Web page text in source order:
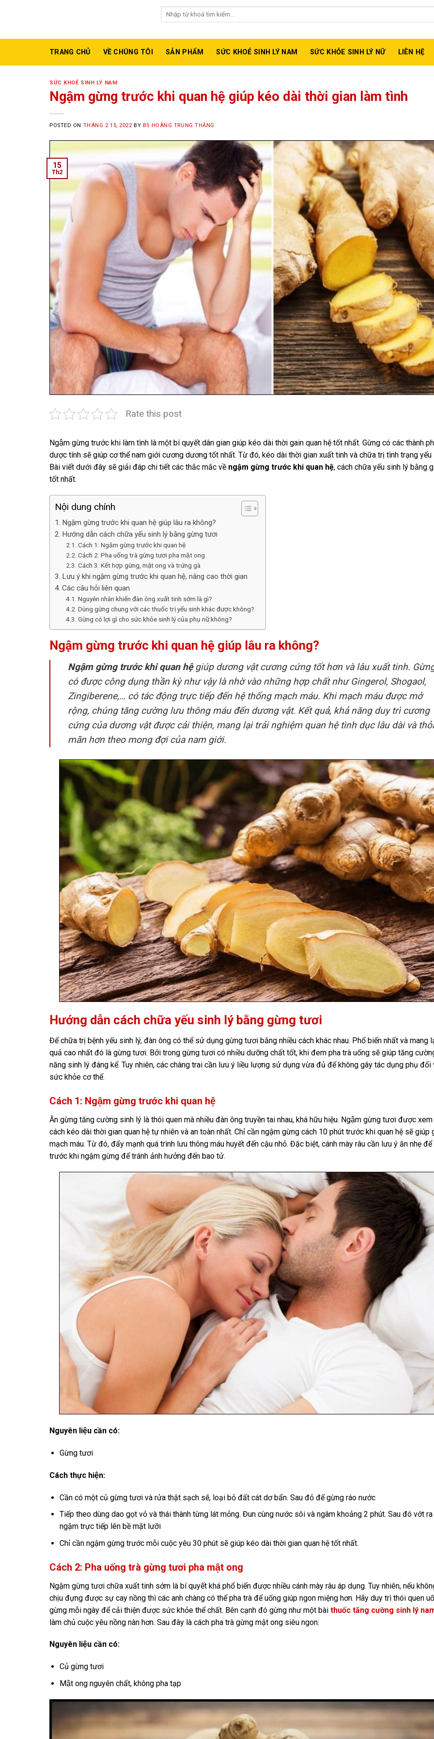
Tìm
kiếm:
TRANG CHỦ VỀ CHÚNG TÔI SẢN PHẨM SỨC KHOẺ SINH LÝ NAM SỨC KHỎE SINH LÝ NỮ LIÊN HỆ
SỨC KHOẺ SINH LÝ NAM
Ngậm gừng trước khi quan hệ giúp kéo dài thời gian làm tình
POSTED ON THÁNG 2 15, 2022 BY BS HOÀNG TRUNG THĂNG
15
Th2
Rate this post
Ngậm gừng trước khi làm tình là một bí quyết dân gian giúp kéo dài thời gain quan hệ tốt nhất. Gừng có các thành
dược tính sẽ giúp cơ thể nam giới cương dương tốt nhất. Từ đó, kéo dài thời gian xuất tinh và chữa trị tình trạng yếu
Bài viết dưới đây sẽ giải đáp chi tiết các thắc mắc về ngậm gừng trước khi quan hệ, cách chữa yếu sinh lý bằng
tốt nhất.
Nội dung chính
Ngậm gừng trước khi quan hệ giúp lâu ra không?
Hướng dẫn cách chữa yếu sinh lý bằng gừng tươi
Cách 1: Ngậm gừng trước khi quan hệ
Cách 2: Pha uống trà gừng tươi pha mật ong
Cách 3: Kết hợp gừng, mật ong và trứng gà
Lưu ý khi ngậm gừng trước khi quan hệ, nâng cao thời gian
Các câu hỏi liên quan
Nguyên nhân khiến đàn ông xuất tinh sớm là gì?
Dùng gừng chung với các thuốc trị yếu sinh khác được không?.
Gừng có lợi gì cho sức khỏe sinh lý của phụ nữ không?
Ngậm gừng trước khi quan hệ giúp lâu ra không?
Ngậm gừng trước khi quan hệgiúp dương vật cương cứng tốt hơn và lâu xuất tinh.
có được công dụng thần kỳ như vậy là nhờ vào những hợp chất như Gingerol, Shogaol,
Zingiberene,… có tác động trực tiếp đến hệ thống mạch máu. Khi mạch máu được mở
rộng, chúng tăng cường lưu thông máu đến dương vật. Kết quả, khả năng duy trì cương
cứng của dương vật được cải thiện, mang lại trải nghiệm quan hệ tình dục lâu dài và
mãn hơn theo mong đợi của nam giới.
Hướng dẫn cách chữa yếu sinh lý bằng gừng tươi
Để chữa trị bệnh yếu sinh lý, đàn ông có thể sử dụng gừng tươi bằng nhiều cách khác nhau. Phổ biến nhất và mang
quả cao nhất đó là gừng tươi. Bởi trong gừng tươi có nhiều dưỡng chất tốt, khi đem pha trà uống sẽ giúp tăng
năng sinh lý đáng kể. Tuy nhiên, các chàng trai cần lưu ý liều lượng sử dụng vừa đủ để không gây tác dụng phụ đối
sức khỏe cơ thể.
Cách 1: Ngậm gừng trước khi quan hệ
Ăn gừng tăng cường sinh lý là thói quen mà nhiều đàn ông truyền tai nhau, khá hữu hiệu. Ngậm gừng tươi được xem
cách kéo dài thời gian quan hệ tự nhiên và an toàn nhất. Chỉ cần ngậm gừng cách 10 phút trước khi quan hệ sẽ giúp
mạch máu. Từ đó, đẩy mạnh quá trình lưu thông máu huyết đến cậu nhỏ. Đặc biệt, cánh mày râu cần lưu ý ăn nhẹ
trước khi ngậm gừng để tránh ảnh hưởng đến bao tử.
Nguyên liệu cần có:
Gừng tươi
Cách thực hiện:
Cần có một củ gừng tươi và rửa thật sạch sẽ, loại bỏ đất cát dơ bẩn. Sau đỏ để gừng ráo nước
Tiếp theo dùng dao gọt vỏ và thái thành từng lát mỏng. Đun cùng nước sôi và ngâm khoảng 2 phút. Sau đó vớt ra
ngậm trực tiếp lên bề mặt lưỡi
Chỉ cần ngậm gừng trước mỗi cuộc yêu 30 phút sẽ giúp kéo dài thời gian quan hệ tốt nhất.
Cách 2: Pha uống trà gừng tươi pha mật ong
Ngậm gừng tươi chữa xuất tinh sớm là bí quyết khá phổ biến được nhiều cánh mày râu áp dụng. Tuy nhiên, nếu
chịu đựng được sự cay nồng thì các anh chàng có thể pha trà để uống giúp ngon miệng hơn. Hãy duy trì thói quen
gừng mỗi ngày để cải thiện được sức khỏe thể chất. Bên cạnh đó gừng như một bài thuốc tăng cường sinh lý
làm chủ cuộc yêu nồng nàn hơn. Sau đây là cách pha trà gừng mật ong siêu ngon:
Nguyên liệu cần có:
Củ gừng tươi
Mật ong nguyên chất, không pha tạp